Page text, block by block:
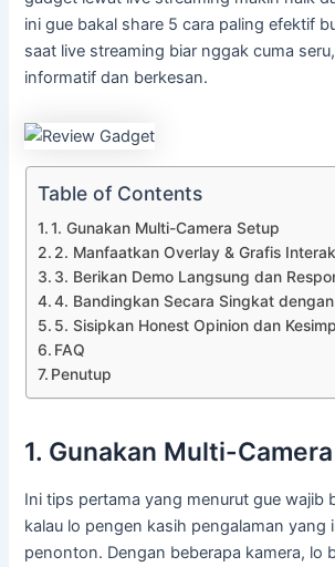
ini gue bakal share 5 cara paling efektif
saat live streaming biar nggak cuma
informatif dan berkesan.
Table of Contents
1. Gunakan Multi-Camera Setup
2. Manfaatkan Overlay & Grafis
3. Berikan Demo Langsung dan
4. Bandingkan Secara Singkat
5. Sisipkan Honest Opinion dan
FAQ
Penutup
1. Gunakan Multi-
Ini tips pertama yang menurut gue wajib
kalau lo pengen kasih pengalaman yang
penonton. Dengan beberapa kamera, lo